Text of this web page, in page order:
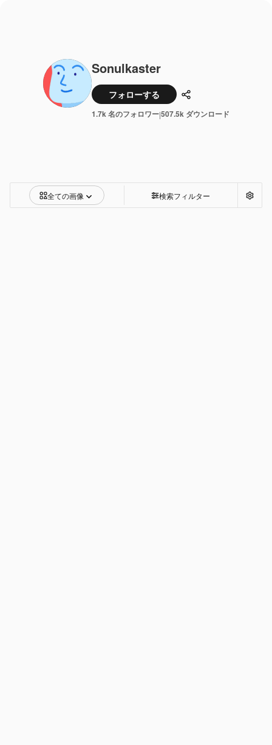
Sonulkaster
フォローする 共有
1.7k 名のフォロワー|507.5k ダウンロード
全ての画像 検索フィルター